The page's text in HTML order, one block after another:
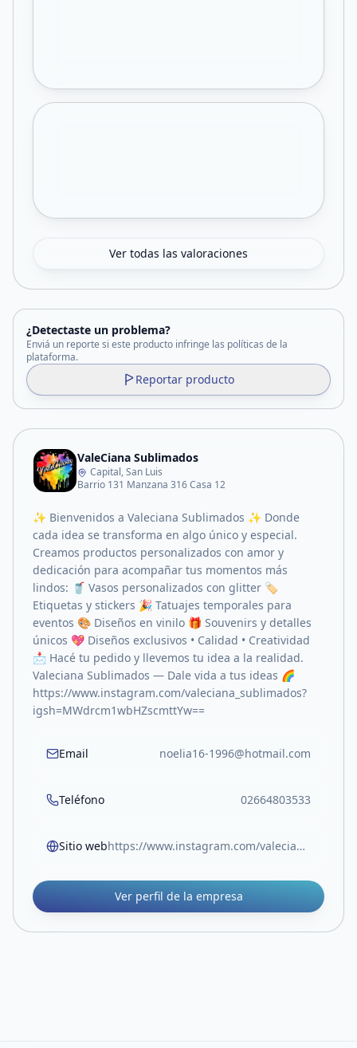
Ver todas las valoraciones
¿Detectaste un problema?
Enviá un reporte si este producto infringe las políticas de la
plataforma.
Reportar producto
ValeCiana Sublimados
Capital, San Luis
Barrio 131 Manzana 316 Casa 12
✨ Bienvenidos a Valeciana Sublimados ✨ Donde
cada idea se transforma en algo único y especial.
Creamos productos personalizados con amor y
dedicación para acompañar tus momentos más
lindos: 🥤 Vasos personalizados con glitter 🏷️
Etiquetas y stickers 🎉 Tatuajes temporales para
eventos 🎨 Diseños en vinilo 🎁 Souvenirs y detalles
únicos 💖 Diseños exclusivos • Calidad • Creatividad
📩 Hacé tu pedido y llevemos tu idea a la realidad.
Valeciana Sublimados — Dale vida a tus ideas 🌈
https://www.instagram.com/valeciana_sublimados?
igsh=MWdrcm1wbHZscmttYw==
Email noelia16-1996@hotmail.com
Teléfono 02664803533
Sitio web https://www.instagram.com/valeciana_sublimados?igsh=MWdrcm1wbHZscmttYw==
Ver perfil de la empresa